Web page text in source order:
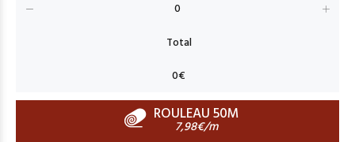
ROULEAU 50M
7,98€/m